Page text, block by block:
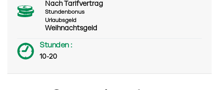
Nach Tarifvertrag
Stundenbonus
Urlaubsgeld
Weihnachtsgeld
Stunden :
10-20